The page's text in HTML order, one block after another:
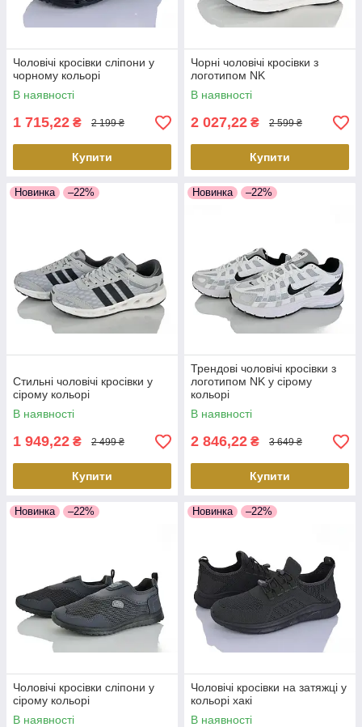
Чоловічі кросівки сліпони у
чорному кольорі
В наявності
1 715,22 ₴ 2 199 ₴
Купити
Чорні чоловічі кросівки з
логотипом NK
В наявності
2 027,22 ₴ 2 599 ₴
Купити
Новинка –22%
Стильні чоловічі кросівки у
сірому кольорі
В наявності
1 949,22 ₴ 2 499 ₴
Купити
Новинка –22%
Трендові чоловічі кросівки з
логотипом NK у сірому
кольорі
В наявності
2 846,22 ₴ 3 649 ₴
Купити
Новинка –22%
Чоловічі кросівки сліпони у
сірому кольорі
В наявності
Новинка –22%
Чоловічі кросівки на затяжці у
кольорі хакі
В наявності